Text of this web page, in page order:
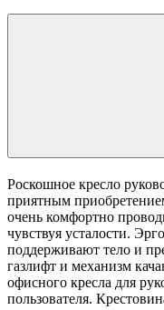
Роскошное кресло
приятным
очень комфортно
чувствуя усталости.
поддерживают тело и
газлифт и механизм
офисного кресла для
пользователя.